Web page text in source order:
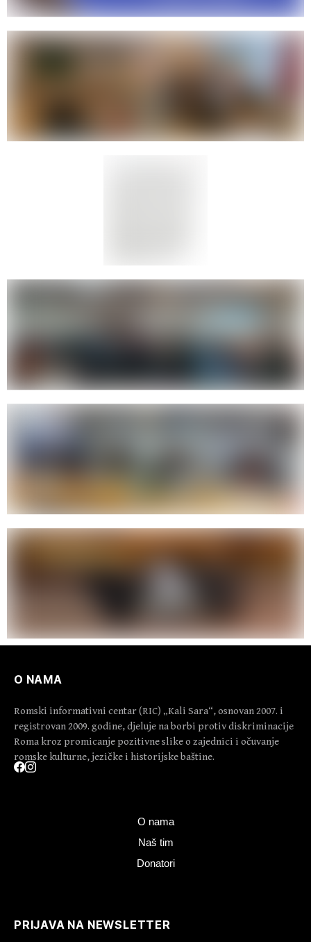
O NAMA
Romski informativni centar (RIC) „Kali Sara“, osnovan 2007. i
registrovan 2009. godine, djeluje na borbi protiv diskriminacije
Roma kroz promicanje pozitivne slike o zajednici i očuvanje
romske kulturne, jezičke i historijske baštine.
O nama
Naš tim
Donatori
PRIJAVA NA NEWSLETTER